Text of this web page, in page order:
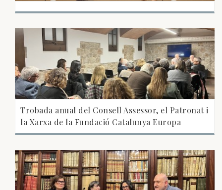
Trobada anual del Consell Assessor, el Patronat i
la Xarxa de la Fundació Catalunya Europa